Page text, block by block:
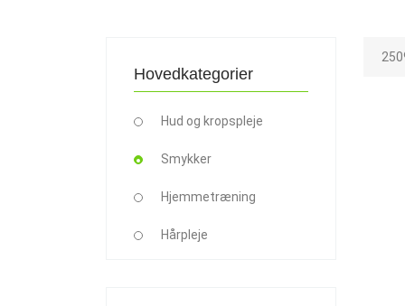
Hovedkategorier
Hud og kropspleje
Smykker
Hjemmetræning
Hårpleje